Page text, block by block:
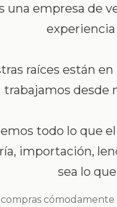
una empresa de
raíces están
trabajamos desde
todo lo que
importación,
sea lo